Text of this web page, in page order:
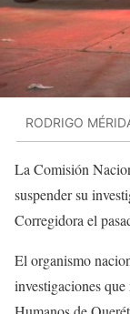
RODRIGO
La Comisión
suspender su
Corregidora el
El organismo
investigaciones